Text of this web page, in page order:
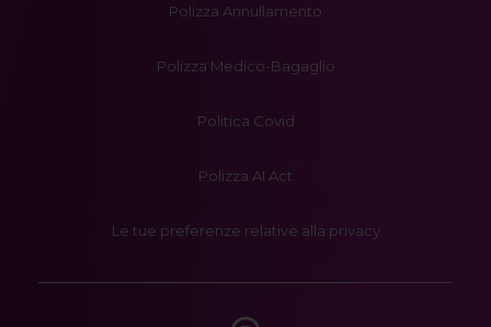
Polizza Annullamento
Polizza Medico-Bagaglio
Politica Covid
Polizza AI Act
Le tue preferenze relative alla privacy